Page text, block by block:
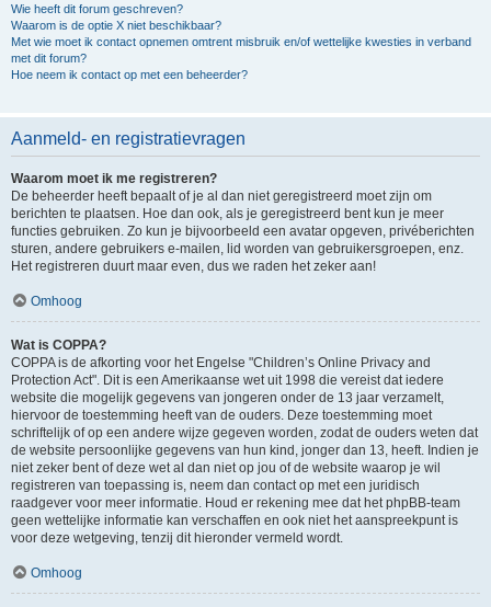
Wie heeft dit forum geschreven?
Waarom is de optie X niet beschikbaar?
Met wie moet ik contact opnemen omtrent misbruik en/of wettelijke kwesties in verband
met dit forum?
Hoe neem ik contact op met een beheerder?
Aanmeld- en registratievragen
Waarom moet ik me registreren?
De beheerder heeft bepaalt of je al dan niet geregistreerd moet zijn om
berichten te plaatsen. Hoe dan ook, als je geregistreerd bent kun je meer
functies gebruiken. Zo kun je bijvoorbeeld een avatar opgeven, privéberichten
sturen, andere gebruikers e-mailen, lid worden van gebruikersgroepen, enz.
Het registreren duurt maar even, dus we raden het zeker aan!
Omhoog
Wat is COPPA?
COPPA is de afkorting voor het Engelse "Children’s Online Privacy and
Protection Act". Dit is een Amerikaanse wet uit 1998 die vereist dat iedere
website die mogelijk gegevens van jongeren onder de 13 jaar verzamelt,
hiervoor de toestemming heeft van de ouders. Deze toestemming moet
schriftelijk of op een andere wijze gegeven worden, zodat de ouders weten dat
de website persoonlijke gegevens van hun kind, jonger dan 13, heeft. Indien je
niet zeker bent of deze wet al dan niet op jou of de website waarop je wil
registreren van toepassing is, neem dan contact op met een juridisch
raadgever voor meer informatie. Houd er rekening mee dat het phpBB-team
geen wettelijke informatie kan verschaffen en ook niet het aanspreekpunt is
voor deze wetgeving, tenzij dit hieronder vermeld wordt.
Omhoog